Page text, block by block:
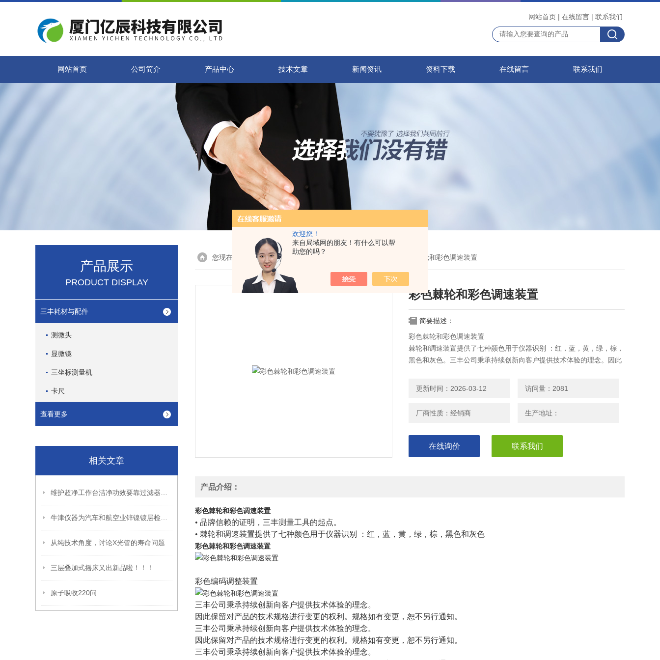
欢迎您！
来自局域网的朋友！有什么可以帮
助您的吗？
网站首页 | 在线留言 | 联系我们
网站首页 公司简介 产品中心 技术文章 新闻资讯 资料下载 在线留言 联系我们
产品展示
PRODUCT DISPLAY
三丰耗材与配件
测微头
显微镜
三坐标测量机
卡尺
查看更多
相关文章
从纯技术角度，讨论X光管的寿命问题
三层叠加式摇床又出新品啦！！！
原子吸收220问
您现在的位置：首页> 产品展示 > 三丰耗材与配件 > 彩色棘轮和彩色调速装置
彩色棘轮和彩色调速装置
简要描述：
彩色棘轮和彩色调速装置
棘轮和调速装置提供了七种颜色用于仪器识别 ：红，蓝，黄，绿，棕，
黑色和灰色。三丰公司秉承持续创新向客户提供技术体验的理念。因此
更新时间：2026-03-12 访问量：2081
厂商性质：经销商 生产地址：
在线询价 联系我们
产品介绍：
彩色棘轮和彩色调速装置
• 品牌信赖的证明，三丰测量工具的起点。
• 棘轮和调速装置提供了七种颜色用于仪器识别 ：红，蓝，黄，绿，棕，黑色和灰色
彩色棘轮和彩色调速装置
彩色编码调整装置
三丰公司秉承持续创新向客户提供技术体验的理念。
因此保留对产品的技术规格进行变更的权利。规格如有变更，恕不另行通知。
三丰公司秉承持续创新向客户提供技术体验的理念。
因此保留对产品的技术规格进行变更的权利。规格如有变更，恕不另行通知。
三丰公司秉承持续创新向客户提供技术体验的理念。